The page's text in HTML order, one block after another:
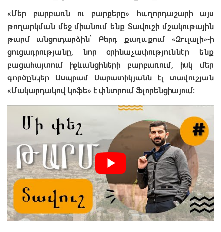
«Մեր բարբառն ու բարքերը» հաղորդաշարի այս
թողարկման մեջ միանում ենք Տավուշի մշակութային
թարմ անցուդարձին՝ Բերդ քաղաքում «Զուլալի»-ի
ցուցադրությանը, նոր օրինաչափություններ ենք
բացահայտում իջևանցիների բարբառում, իսկ մեր
գործընկեր Ասպրամ Սարատիկյանն էլ տավուշյան
«Մակարդակով կոֆե» է փնտրում Ֆլորենցիայում։